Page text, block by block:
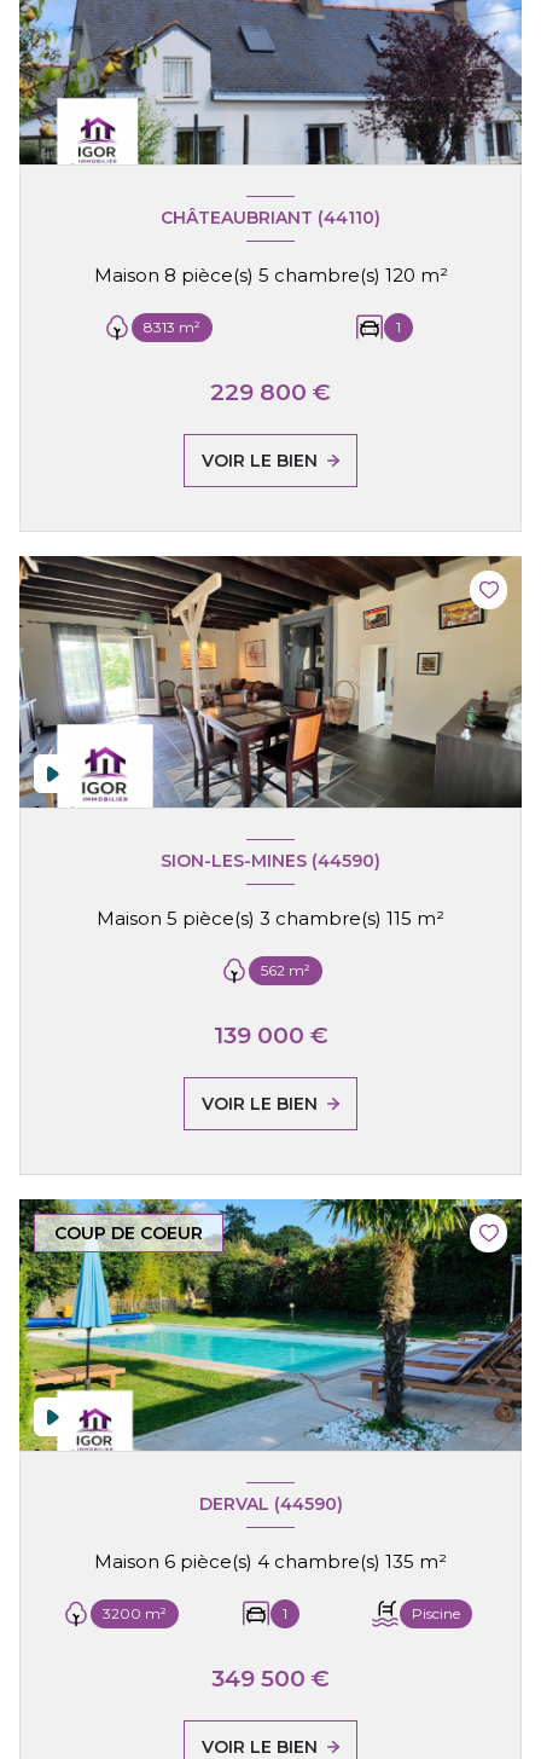
CHÂTEAUBRIANT (44110)
Maison 8 pièce(s) 5 chambre(s) 120 m²
8313 m² 1
229 800 €
VOIR LE BIEN
SION-LES-MINES (44590)
Maison 5 pièce(s) 3 chambre(s) 115 m²
562 m²
139 000 €
VOIR LE BIEN
COUP DE COEUR
DERVAL (44590)
Maison 6 pièce(s) 4 chambre(s) 135 m²
3200 m² 1 Piscine
349 500 €
VOIR LE BIEN